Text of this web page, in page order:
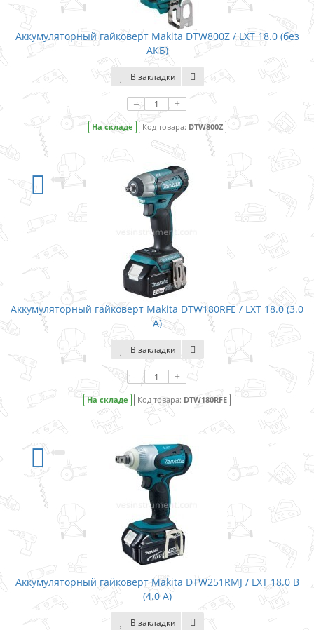
Аккумуляторный гайковерт Makita DTW800Z / LXT 18.0 (без
АКБ)
В закладки
– +
На складе Код товара: DTW800Z
Аккумуляторный гайковерт Makita DTW180RFE / LXT 18.0 (3.0
А)
В закладки
– +
На складе Код товара: DTW180RFE
Аккумуляторный гайковерт Makita DTW251RMJ / LXT 18.0 В
(4.0 А)
В закладки